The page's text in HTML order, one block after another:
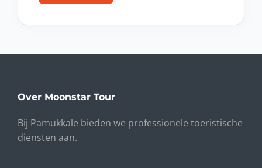
Over Moonstar Tour
Bij Pamukkale bieden we professionele toeristische
diensten aan.